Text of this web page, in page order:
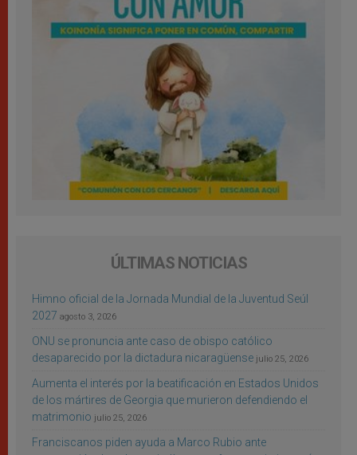
ÚLTIMAS NOTICIAS
Himno oficial de la Jornada Mundial de la Juventud Seúl
2027 agosto 3, 2026
ONU se pronuncia ante caso de obispo católico
desaparecido por la dictadura nicaragüense julio 25, 2026
Aumenta el interés por la beatificación en Estados Unidos
de los mártires de Georgia que murieron defendiendo el
matrimonio julio 25, 2026
Franciscanos piden ayuda a Marco Rubio ante